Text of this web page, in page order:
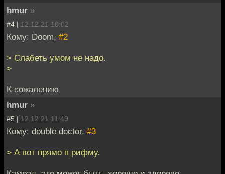
hmur »
#4 | 12.12.21 10:02
Кому: Doom, #2
> Слабеть умом не надо.
>
К сожалению
hmur »
#5 | 12.12.21 11:49
Кому: double doctor, #3
> А вот прямо в рифму.